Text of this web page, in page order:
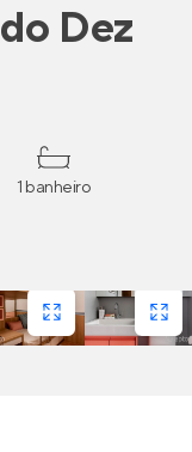
do Dez
1 banheiro